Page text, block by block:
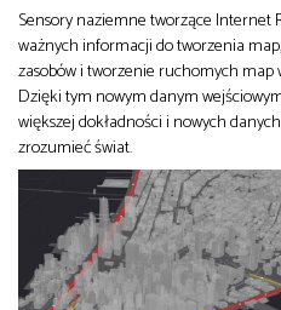
Sensory naziemne tworzące Internet
ważnych informacji do tworzenia
zasobów i tworzenie ruchomych map
Dzięki tym nowym danym
większej dokładności i nowych
zrozumieć świat.